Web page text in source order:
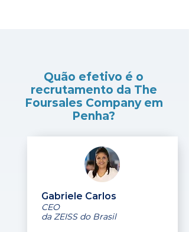
Quão efetivo é o
recrutamento da The
Foursales Company em
Penha?
Gabriele Carlos
CEO
da ZEISS do Brasil